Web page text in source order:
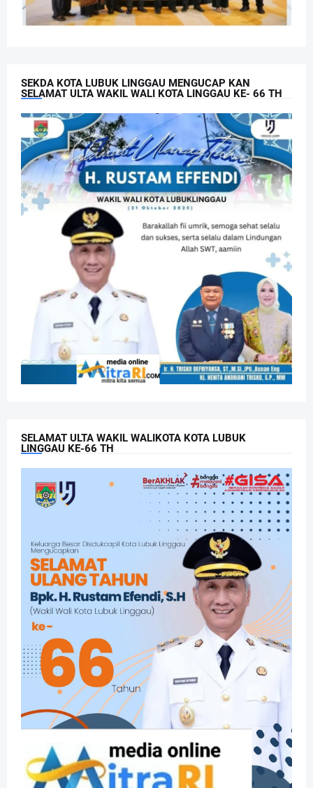
SEKDA KOTA LUBUK LINGGAU MENGUCAP KAN
SELAMAT ULTA WAKIL WALI KOTA LINGGAU KE- 66 TH
SELAMAT ULTA WAKIL WALIKOTA KOTA LUBUK
LINGGAU KE-66 TH